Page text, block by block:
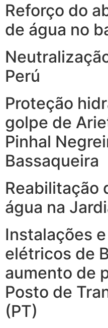
Reforço do
de água no
Perú
Proteção
golpe de
Pinhal
Bassaqueira
Reabilitação
água na
Instalações
elétricos de
aumento de
Posto de
(PT)